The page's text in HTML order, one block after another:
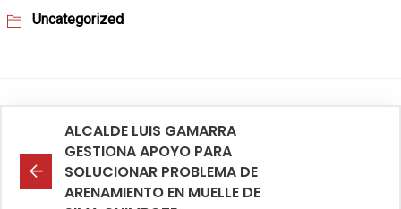
Uncategorized
ALCALDE LUIS GAMARRA
GESTIONA APOYO PARA
SOLUCIONAR PROBLEMA DE
ARENAMIENTO EN MUELLE DE